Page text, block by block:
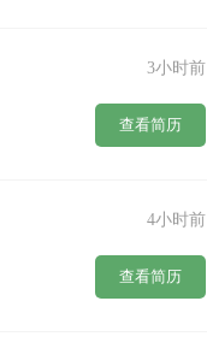
3小时前
查看简历
4小时前
查看简历